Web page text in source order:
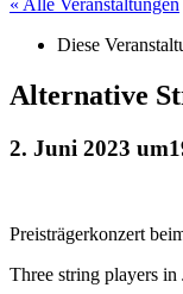
Diese
Alternative
2. Juni 2023
Preisträgerkonzert
Three string players in